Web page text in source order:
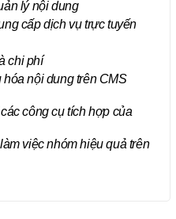
lý nội dung
cấp dịch vụ trực tuyến
chi phí
nội dung trên CMS
công cụ tích hợp của
việc nhóm hiệu quả trên